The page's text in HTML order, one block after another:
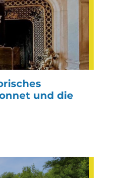
und die